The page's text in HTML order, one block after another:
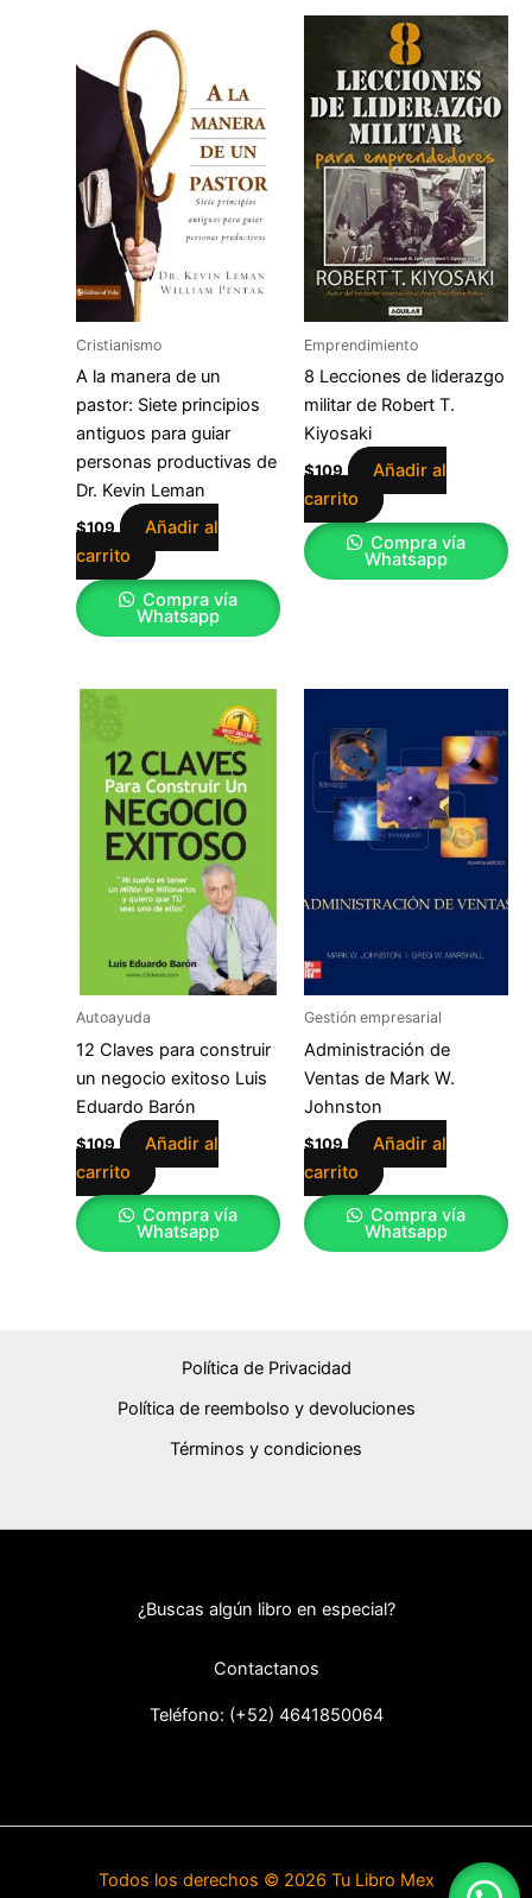
Cristianismo
A la manera de un
pastor: Siete principios
antiguos para guiar
personas productivas de
Dr. Kevin Leman
$109
Añadir al
carrito
Compra vía
Whatsapp
Emprendimiento
8 Lecciones de liderazgo
militar de Robert T.
Kiyosaki
$109
Añadir al
carrito
Compra vía
Whatsapp
Autoayuda
12 Claves para construir
un negocio exitoso Luis
Eduardo Barón
$109
Añadir al
carrito
Compra vía
Whatsapp
Gestión empresarial
Administración de
Ventas de Mark W.
Johnston
$109
Añadir al
carrito
Compra vía
Whatsapp
Política de Privacidad
Política de reembolso y devoluciones
Términos y condiciones
¿Buscas algún libro en especial?
Contactanos
Teléfono: (+52) 4641850064
Todos los derechos © 2026 Tu Libro Mex